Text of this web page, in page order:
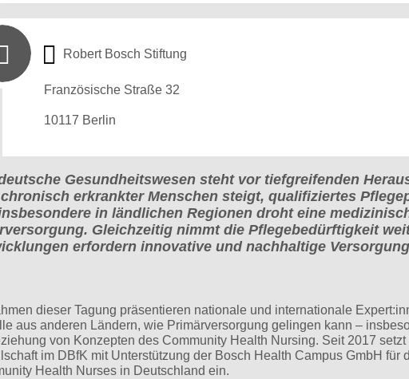
Robert Bosch Stiftung
Französische Straße 32
10117 Berlin
Gesundheitswesen steht vor tiefgreifenden
erkrankter Menschen steigt, qualifiziertes
in ländlichen Regionen droht eine
Gleichzeitig nimmt die Pflegebedürftigkeit
erfordern innovative und nachhaltige
dieser Tagung präsentieren nationale und internationale
aus anderen Ländern, wie Primärversorgung gelingen kann –
von Konzepten des Community Health Nursing. Seit 2017
im DBfK mit Unterstützung der Bosch Health Campus GmbH für
Health Nurses in Deutschland ein.